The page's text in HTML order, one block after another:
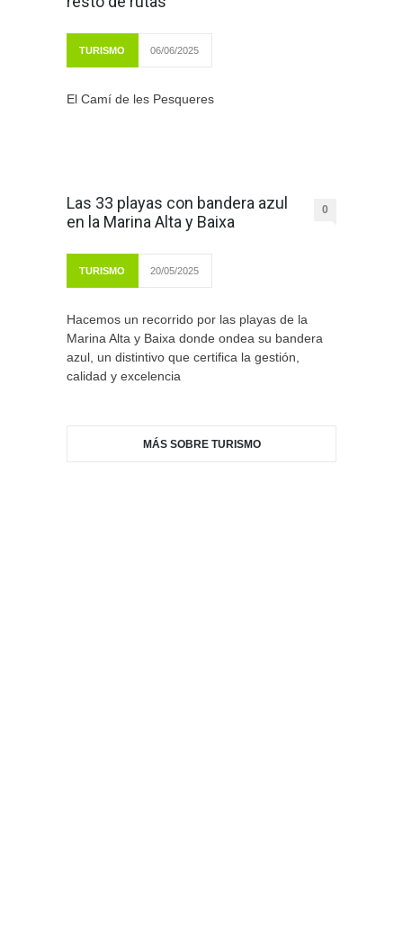
TURISMO 06/06/2025
El Camí de les Pesqueres
Las 33 playas con bandera azul
en la Marina Alta y Baixa
0
TURISMO 20/05/2025
Hacemos un recorrido por las playas de la
Marina Alta y Baixa donde ondea su bandera
azul, un distintivo que certifica la gestión,
calidad y excelencia
MÁS SOBRE TURISMO